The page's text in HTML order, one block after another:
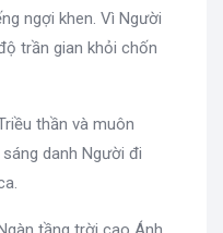
ngợi khen. Vì Người
trần gian khỏi chốn
thần và muôn
danh Người đi